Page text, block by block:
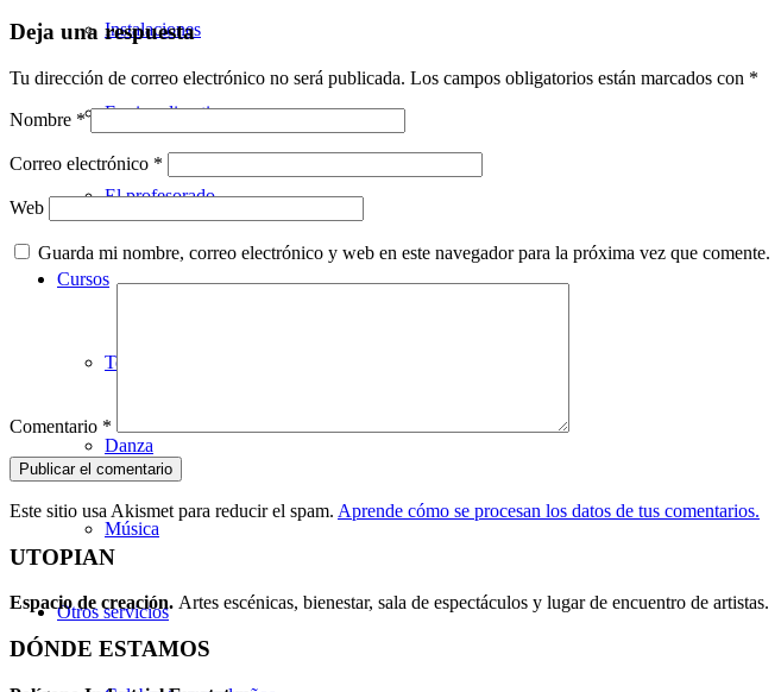
Instalaciones
Equipo directivo
El profesorado
Cursos
Teatro
Danza
Música
Otros servicios
Deja una respuesta
Tu dirección de correo electrónico no será publicada. Los campos obligatorios están marcados con *
Nombre *
Correo electrónico *
Web
Guarda mi nombre, correo electrónico y web en este navegador para la próxima vez que comente.
Comentario *
Este sitio usa Akismet para reducir el spam. Aprende cómo se procesan los datos de tus comentarios.
UTOPIAN
Espacio de creación. Artes escénicas, bienestar, sala de espectáculos y lugar de encuentro de artistas.
DÓNDE ESTAMOS